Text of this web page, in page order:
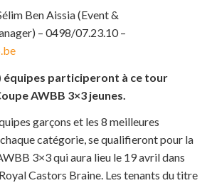
Ben Aissia (Event &
– 0498/07.23.10 –
équipes participeront à ce tour
AWBB 3×3 jeunes.
garçons et les 8 meilleures
catégorie, se qualifieront pour la
3×3 qui aura lieu le 19 avril dans
Castors Braine. Les tenants du titre